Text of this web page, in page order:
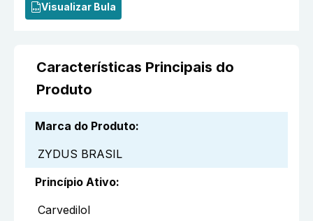
Visualizar Bula
Características Principais do
Produto
Marca do Produto:
ZYDUS BRASIL
Princípio Ativo:
Carvedilol